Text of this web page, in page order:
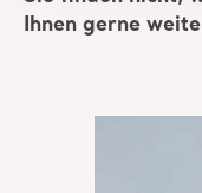
Ihnen gerne